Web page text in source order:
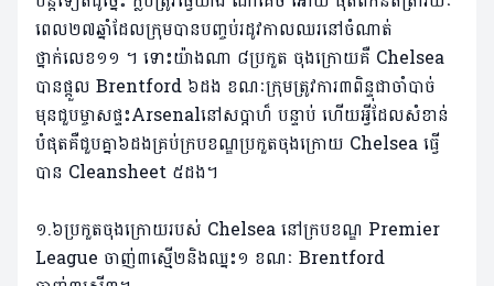
ពេល២៧ឆ្នាំដែលក្រុមបានបញ្ចប់រដូវកាលឈរនៅចំណាត់
ថ្នាក់លេខ១១ ។ ទោះយ៉ាងណា ៨ប្រកួត ចុងក្រោយគឺ Chelsea
បានផ្តួល Brentford ៦ដង ខណៈក្រុមត្រូវការ៣ពិន្ទុជាចាំបាច់
មុនជួបម្ចាសផ្ទះArsenalនៅសប្តាហ៏ បន្ទាប់ ហើយអ្វីដែលសំខាន់
បំផុតគឺជួបគ្នា៦ដងគ្រប់ក្របខណ្ឌប្រកួតចុងក្រោយ Chelsea ធ្វើ
បាន Cleansheet ៥ដង។
១.៦ប្រកួតចុងក្រោយរបស់ Chelsea នៅក្របខណ្ឌ Premier
League ចាញ់៣ស្មើ២និងឈ្នះ១ ខណៈ Brentford